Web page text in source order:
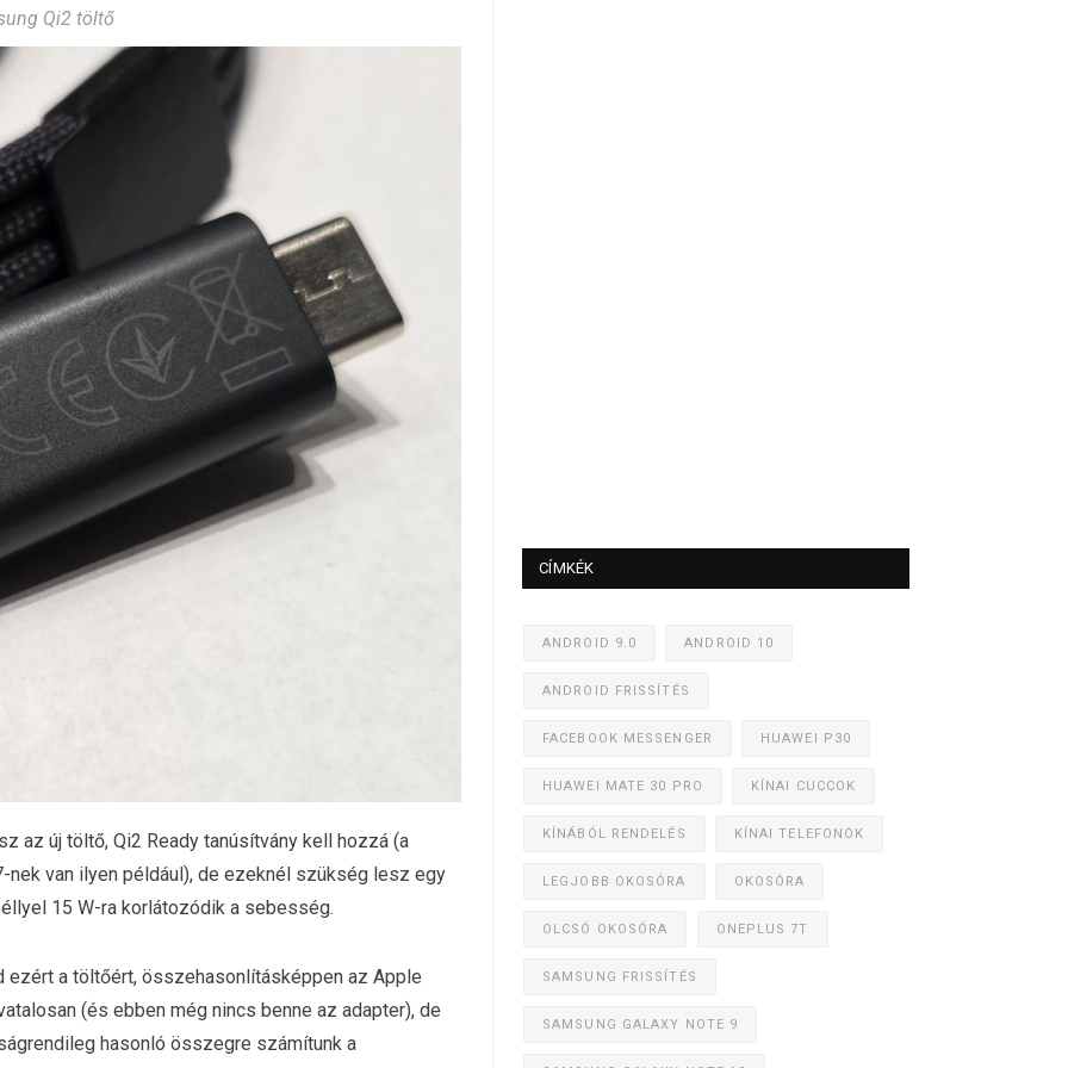
Qi2 töltő
az új töltő, Qi2 Ready tanúsítvány kell hozzá (a
nek van ilyen például), de ezeknél szükség lesz egy
15 W-ra korlátozódik a sebesség.
ezért a töltőért, összehasonlításképpen az Apple
(és ebben még nincs benne az adapter), de
hasonló összegre számítunk a
CÍMKÉK
ANDROID 9.0 ANDROID 10
ANDROID FRISSÍTÉS
FACEBOOK MESSENGER HUAWEI P30
HUAWEI MATE 30 PRO KÍNAI CUCCOK
KÍNÁBÓL RENDELÉS KÍNAI TELEFONOK
LEGJOBB OKOSÓRA OKOSÓRA
OLCSÓ OKOSÓRA ONEPLUS 7T
SAMSUNG FRISSÍTÉS
SAMSUNG GALAXY NOTE 9